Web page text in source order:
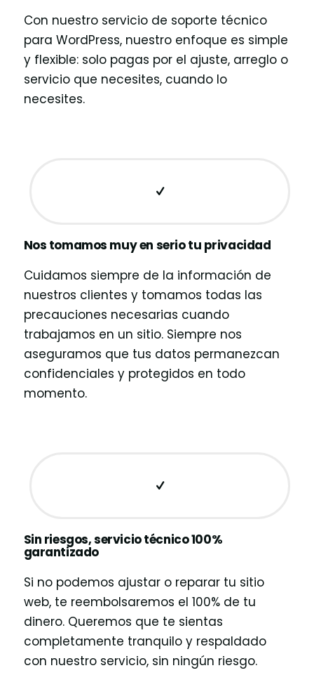
Con nuestro servicio de soporte técnico
para WordPress, nuestro enfoque es simple
y flexible: solo pagas por el ajuste, arreglo o
servicio que necesites, cuando lo
necesites.
Nos tomamos muy en serio tu privacidad
Cuidamos siempre de la información de
nuestros clientes y tomamos todas las
precauciones necesarias cuando
trabajamos en un sitio. Siempre nos
aseguramos que tus datos permanezcan
confidenciales y protegidos en todo
momento.
Sin riesgos, servicio técnico 100%
garantizado
Si no podemos ajustar o reparar tu sitio
web, te reembolsaremos el 100% de tu
dinero. Queremos que te sientas
completamente tranquilo y respaldado
con nuestro servicio, sin ningún riesgo.